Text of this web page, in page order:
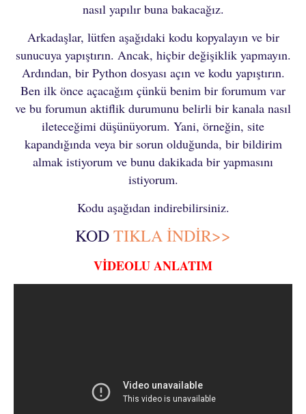
nasıl yapılır buna bakacağız.
Arkadaşlar, lütfen aşağıdaki kodu kopyalayın ve bir
sunucuya yapıştırın. Ancak, hiçbir değişiklik yapmayın.
Ardından, bir Python dosyası açın ve kodu yapıştırın.
Ben ilk önce açacağım çünkü benim bir forumum var
ve bu forumun aktiflik durumunu belirli bir kanala nasıl
ileteceğimi düşünüyorum. Yani, örneğin, site
kapandığında veya bir sorun olduğunda, bir bildirim
almak istiyorum ve bunu dakikada bir yapmasını
istiyorum.
Kodu aşağıdan indirebilirsiniz.
KODTIKLA İNDİR>>
VİDEOLU ANLATIM